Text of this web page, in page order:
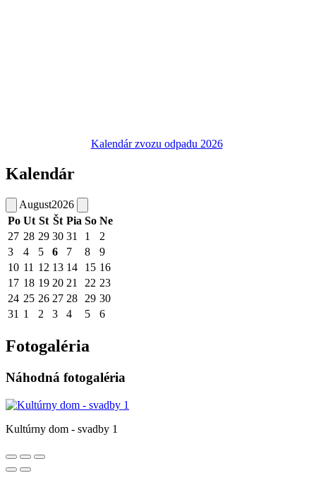
Kalendár zvozu odpadu 2026
Kalendár
August2026
Po Ut St Št Pia So Ne
27 28 29 30 31 1
2
3
4 5 6 7 8
9
10 11 12 13 14 15 16
17 18 19 20 21 22 23
24 25 26 27 28 29 30
31 1 2 3 4 5 6
Fotogaléria
Náhodná fotogaléria
Kultúrny dom - svadby 1